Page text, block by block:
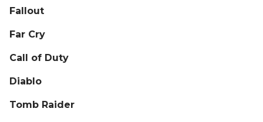
Fallout
Far Cry
Call of Duty
Diablo
Tomb Raider